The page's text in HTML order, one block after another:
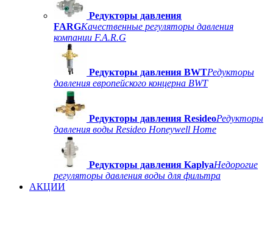
Редукторы давления
FARGКачественные регуляторы давления
компании F.A.R.G
Редукторы давления BWTРедукторы
давления европейского концерна BWT
Редукторы давления ResideoРедукторы
давления воды Resideo Honeywell Home
Редукторы давления KaplyaНедорогие
регуляторы давления воды для фильтра
АКЦИИ